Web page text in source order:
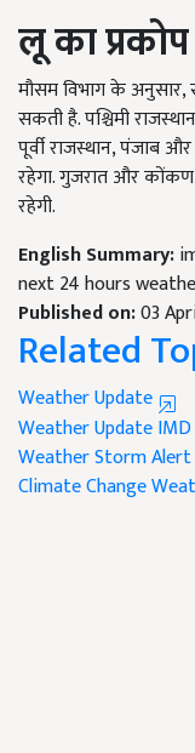
लू का प्रकोप
मौसम विभाग के
सकती है. पश्चिमी
पूर्वी राजस्थान, पंजाब
रहेगा. गुजरात और
रहेगी.
English Summary:
next 24 hours
Published on:03
Related
Weather Update
Weather Update
WeatherStorm Alert
Climate Change